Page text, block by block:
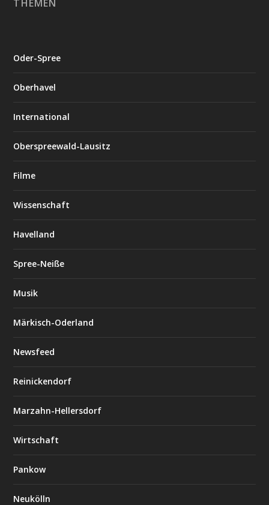
THEMEN
Oder-Spree
Oberhavel
International
Oberspreewald-Lausitz
Filme
Wissenschaft
Havelland
Spree-Neiße
Musik
Märkisch-Oderland
Newsfeed
Reinickendorf
Marzahn-Hellersdorf
Wirtschaft
Pankow
Neukölln